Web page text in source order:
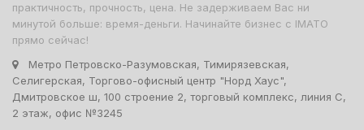
практичность, прочность, цена. Не задерживаем Вас ни
минутой больше: время-деньги. Начинайте бизнес с IMATO
прямо сейчас!
Метро Петровско-Разумовская, Тимирязевская,
Селигерская, Торгово-офисный центр "Норд Хаус",
Дмитровское ш, 100 строение 2, торговый комплекс, линия С,
2 этаж, офис №3245